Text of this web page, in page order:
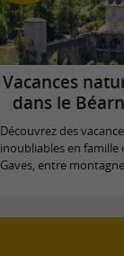
Vacances
dans le
Découvrez des
inoubliables en famille
Gaves, entre